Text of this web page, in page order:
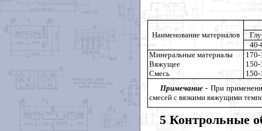
Наименование материалов
40-
Минеральные материалы
Вяжущее
Смесь
Примечание- При
смесей с вязкими вяжущими
5 Контрольные